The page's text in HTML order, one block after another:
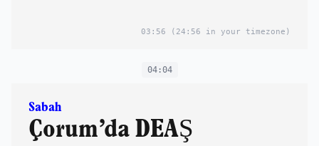
03:56 (24:56 in your timezone)
04:04
Sabah
Çorum’da DEAŞ